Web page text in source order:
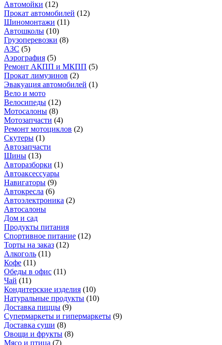
Автомойки (12)
Прокат автомобилей (12)
Шиномонтажи (11)
Автошколы (10)
Грузоперевозки (8)
АЗС (5)
Аэрография (5)
Ремонт АКПП и МКПП (5)
Прокат лимузинов (2)
Эвакуация автомобилей (1)
Вело и мото
Велосипеды (12)
Мотосалоны (8)
Мотозапчасти (4)
Ремонт мотоциклов (2)
Скутеры (1)
Автозапчасти
Шины (13)
Авторазборки (1)
Автоаксессуары
Навигаторы (9)
Автокресла (6)
Автоэлектроника (2)
Автосалоны
Дом и сад
Продукты питания
Спортивное питание (12)
Торты на заказ (12)
Алкоголь (11)
Кофе (11)
Обеды в офис (11)
Чай (11)
Кондитерские изделия (10)
Натуральные продукты (10)
Доставка пиццы (9)
Супермаркеты и гипермаркеты (9)
Доставка суши (8)
Овощи и фрукты (8)
Мясо и птица (7)